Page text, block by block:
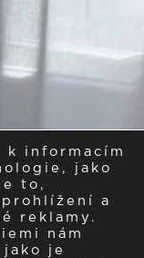
k informacím
jako
to,
a
reklamy.
nám
je